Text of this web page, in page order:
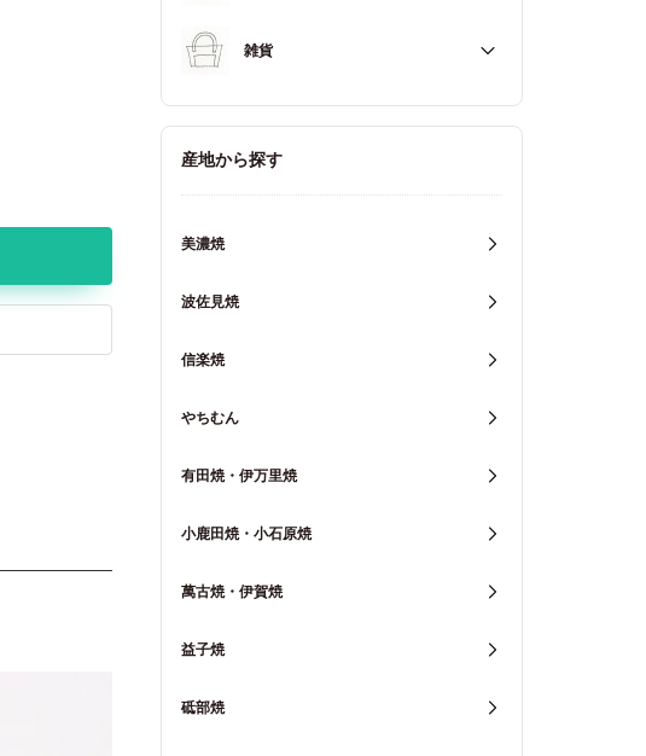
すべて
キッチン用品
重箱・弁当箱
雑貨
すべて
産地から探す
美濃焼
波佐見焼
信楽焼
やちむん
有田焼・伊万里焼
小鹿田焼・小石原焼
萬古焼・伊賀焼
益子焼
砥部焼